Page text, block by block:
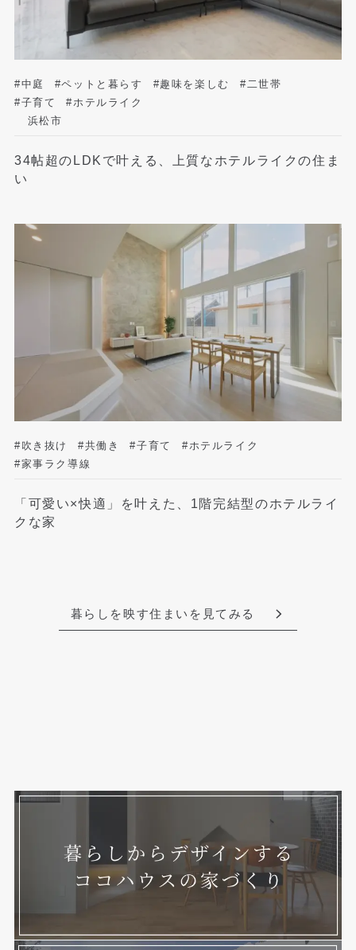
#中庭 #ペットと暮らす #趣味を楽しむ
#二世帯
#子育て
#ホテルライク
浜松市
34帖超のLDKで叶える、上質なホテルライクの住ま
い
#吹き抜け #共働き #子育て
#ホテルライク
#家事ラク導線
「可愛い×快適」を叶えた、1階完結型のホテルライ
クな家
暮らしを映す住まいを見てみる